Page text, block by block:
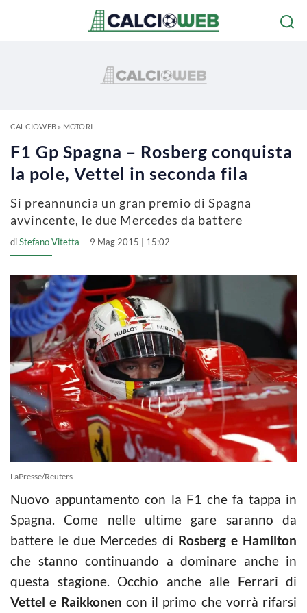
CALCIOWEB» MOTORI
F1 Gp Spagna – Rosberg conquista
la pole, Vettel in seconda fila
Si preannuncia un gran premio di Spagna
avvincente, le due Mercedes da battere
diStefano Vitetta 9 Mag 2015 | 15:02
LaPresse/Reuters
Nuovo appuntamento con la F1 che fa tappa in
Spagna. Come nelle ultime gare saranno da
battere le due Mercedes di Rosberg e Hamilton
che stanno continuando a dominare anche in
questa stagione. Occhio anche alle Ferrari di
Vettel e Raikkonen con il primo che vorrà rifarsi